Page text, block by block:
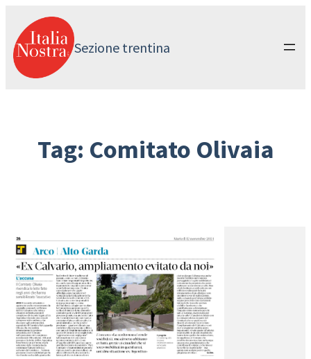
contenuto
Sezione trentina
Tag: Comitato Olivaia